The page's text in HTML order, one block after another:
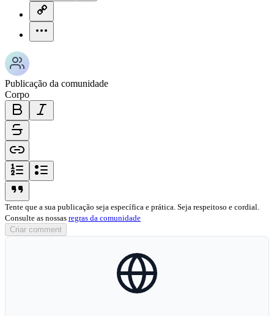
Publicação da comunidade
Corpo
bold-icon
link-icon
ordered-list-icon
Tente que a sua publicação seja específica e prática. Seja respeitoso e cordial.
Consulte as nossas regras da comunidade
Criar comment